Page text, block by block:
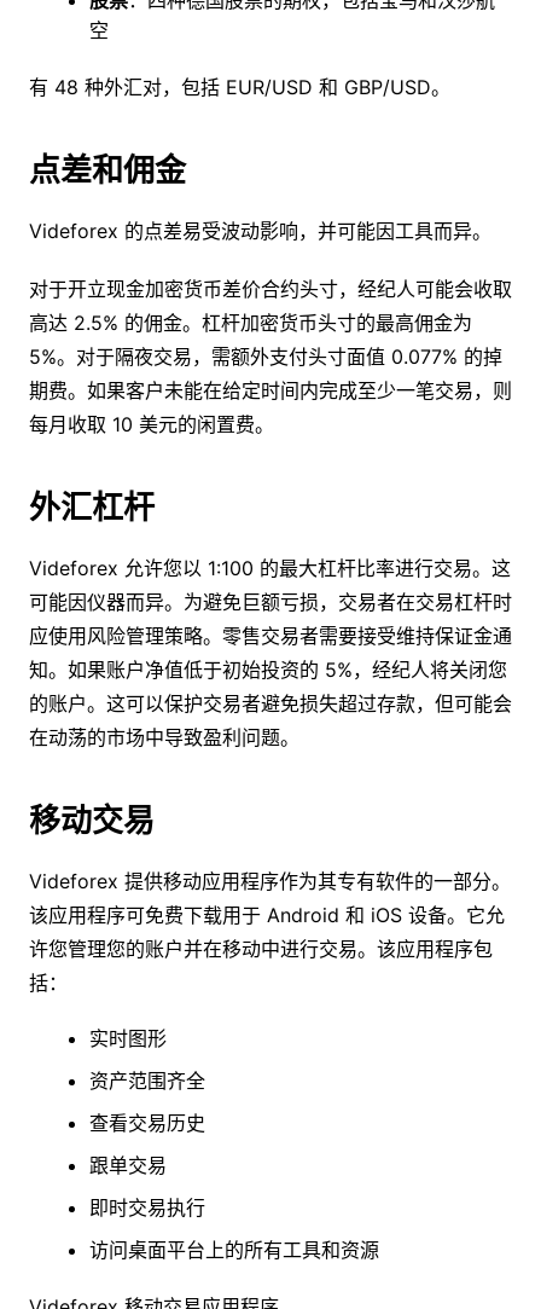
空
有 48 种外汇对，包括 EUR/USD 和 GBP/USD。
点差和佣金
Videforex 的点差易受波动影响，并可能因工具而异。
对于开立现金加密货币差价合约头寸，经纪人可能会收取
高达 2.5% 的佣金。杠杆加密货币头寸的最高佣金为
5%。对于隔夜交易，需额外支付头寸面值 0.077% 的掉
期费。如果客户未能在给定时间内完成至少一笔交易，则
每月收取 10 美元的闲置费。
外汇杠杆
Videforex 允许您以 1:100 的最大杠杆比率进行交易。这
可能因仪器而异。为避免巨额亏损，交易者在交易杠杆时
应使用风险管理策略。零售交易者需要接受维持保证金通
知。如果账户净值低于初始投资的 5%，经纪人将关闭您
的账户。这可以保护交易者避免损失超过存款，但可能会
在动荡的市场中导致盈利问题。
移动交易
Videforex 提供移动应用程序作为其专有软件的一部分。
该应用程序可免费下载用于 Android 和 iOS 设备。它允
许您管理您的账户并在移动中进行交易。该应用程序包
括：
实时图形
资产范围齐全
查看交易历史
跟单交易
即时交易执行
访问桌面平台上的所有工具和资源